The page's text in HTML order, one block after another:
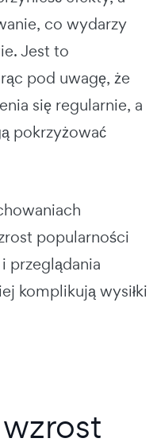
co wydarzy
Jest to
pod uwagę, że
się regularnie, a
pokrzyżować
popularności
przeglądania
komplikują wysiłki